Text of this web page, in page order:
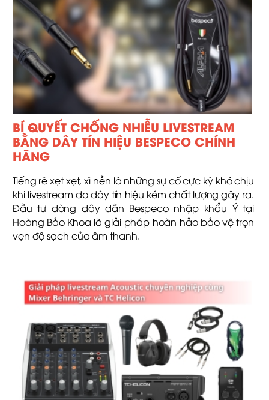
BÍ QUYẾT CHỐNG NHIỄU LIVESTREAM
BẰNG DÂY TÍN HIỆU BESPECO CHÍNH
HÃNG
Tiếng rè xẹt xẹt, xì nền là những sự cố cực kỳ khó chịu
khi livestream do dây tín hiệu kém chất lượng gây ra.
Đầu tư dòng dây dẫn Bespeco nhập khẩu Ý tại
Hoàng Bảo Khoa là giải pháp hoàn hảo bảo vệ trọn
vẹn độ sạch của âm thanh.